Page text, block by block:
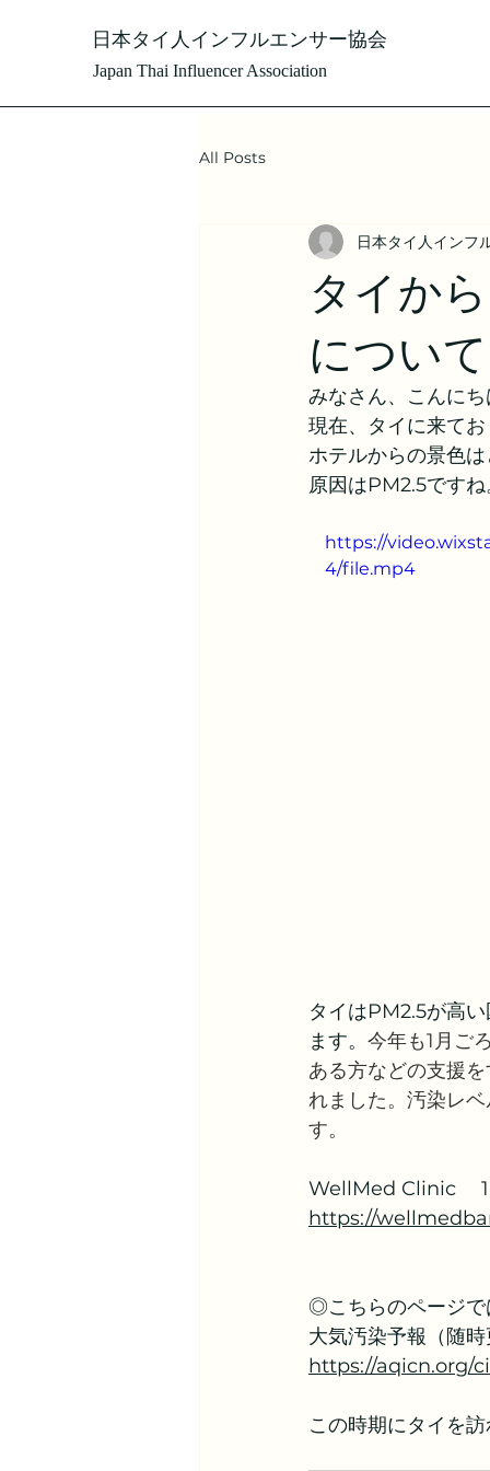
日本タイ人インフルエンサー協会
Japan Thai Influencer Association
All Posts
タイか
につい
日本タイ人イン
みなさん、こんに
現在、タイに来て
ホテルからの景色
原因はPM2.5ですね
https://
4/file.mp4
タイはPM2.5が高
ます。 今年も1月ご
ある方などの支援
れました。汚染レ
す。
WellMed Clinic　
https://
◎こちらのページで
大気汚染予報（随
https://aqicn.org/
この時期にタイを